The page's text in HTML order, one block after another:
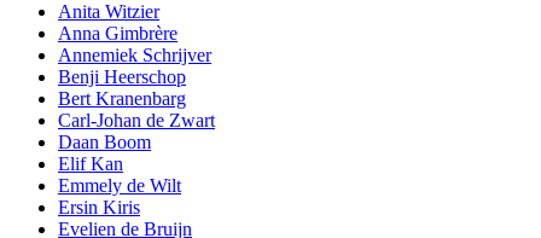
Anita Witzier
Anna Gimbrère
Annemiek Schrijver
Benji Heerschop
Bert Kranenbarg
Carl-Johan de Zwart
Daan Boom
Elif Kan
Emmely de Wilt
Ersin Kiris
Evelien de Bruijn